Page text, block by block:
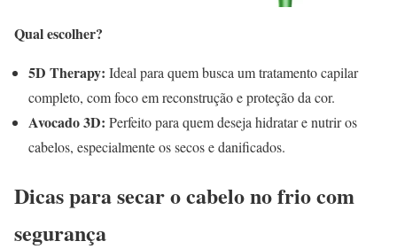
Qual escolher?
5D Therapy: Ideal para quem busca um tratamento capilar
completo, com foco em reconstrução e proteção da cor.
Avocado 3D: Perfeito para quem deseja hidratar e nutrir os
cabelos, especialmente os secos e danificados.
Dicas para secar o cabelo no frio com
segurança